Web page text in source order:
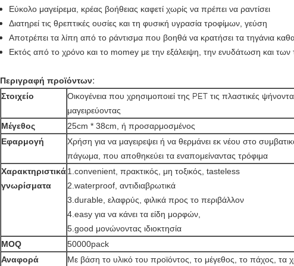
Εύκολο μαγείρεμα, κρέας βοήθειας καφετί χωρίς να πρέπει να ραντίσει
Διατηρεί τις θρεπτικές ουσίες και τη φυσική υγρασία τροφίμων, γεύση
Αποτρέπει τα λίπη από το ράντισμα που βοηθά να κρατήσει τα τηγάνια
Εκτός από το χρόνο και το momey με την εξάλειψη, την ενυδάτωση και των
Περιγραφή προϊόντων:
Στοιχείο
Οικογένεια που χρησιμοποιεί της PET τις πλαστικές
μαγειρεύοντας
Μέγεθος
25cm * 38cm, ή προσαρμοσμένος
Εφαρμογή
Χρήση για να μαγειρεψει ή να θερμάνει εκ νέου στο
πάγωμα, που αποθηκεύει τα εναπομείναντας τρόφιμα
Χαρακτηριστικά
γνωρίσματα
1.convenient, πρακτικός, μη τοξικός, tasteless
2.waterproof, αντιδιαβρωτικά
3.durable, ελαφρύς, φιλικά προς το περιβάλλον
4.easy για να κάνει τα είδη μορφών,
5.good μονώνοντας ιδιοκτησία
MOQ
50000pack
Αναφορά
Με βάση το υλικό του προϊόντος, το μέγεθος, το πάχος, τα